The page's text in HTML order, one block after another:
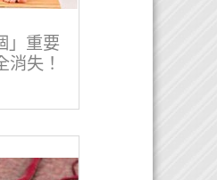
」重要
消失！